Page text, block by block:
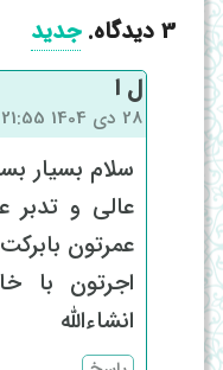
3 دیدگاه. جدید
ل ا
28 دی 1404 21:55
سلام بسیار
عالی و تدبر
عمرتون بابرکت
اجرتون با
انشاءالله